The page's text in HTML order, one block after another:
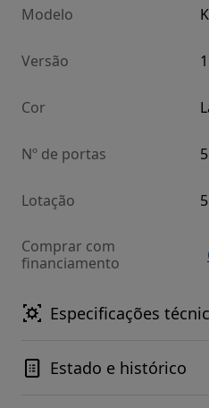
Modelo
Versão
Cor
Nº de portas 5
Lotação 5
Comprar com
financiamento
Especificações
Estado e histórico